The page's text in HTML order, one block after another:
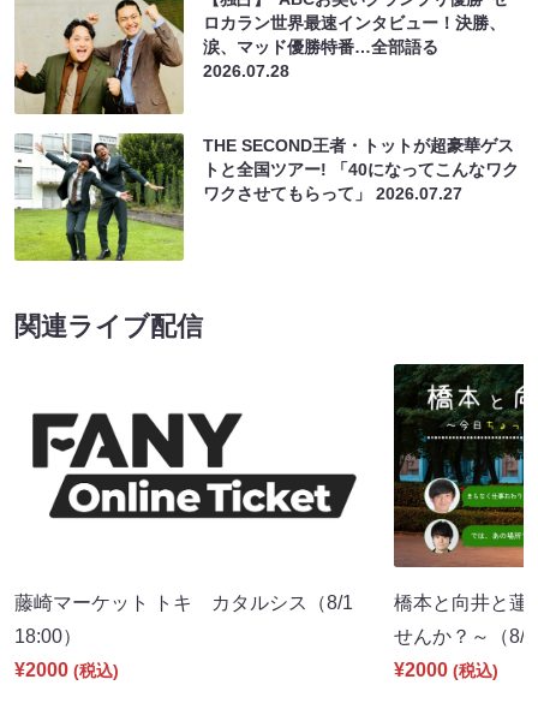
ロカラン世界最速インタビュー！決勝、
涙、マッド優勝特番…全部語る
2026.07.28
THE SECOND王者・トットが超豪華ゲス
トと全国ツアー! 「40になってこんなワク
ワクさせてもらって」2026.07.27
関連ライブ配信
藤崎マーケット トキ カタルシス（8/1
18:00）
¥2000 (税込)
橋本と向井と蓮
せんか？～（
¥2000 (税込)